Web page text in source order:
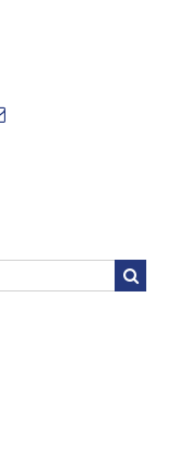
E-